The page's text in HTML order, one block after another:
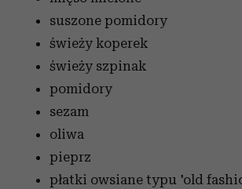
suszone pomidory
świeży koperek
świeży szpinak
pomidory
sezam
oliwa
pieprz
płatki owsiane typu 'old